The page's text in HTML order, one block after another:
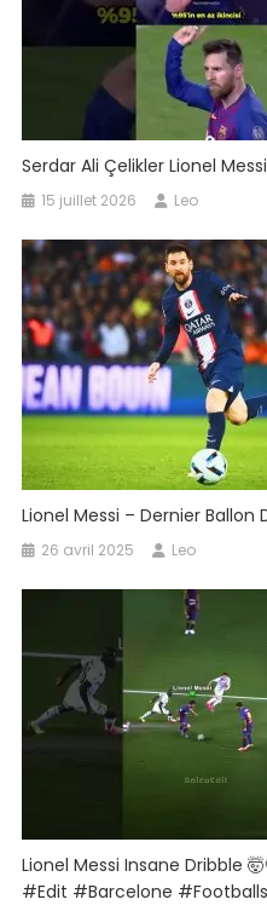
Serdar Ali Çelikler Lionel
15 juillet 2026 Leo
Lionel Messi – Dernier Ballon
26 avril 2025 Leo
Lionel Messi Insane Dribble
#edit #barcelone